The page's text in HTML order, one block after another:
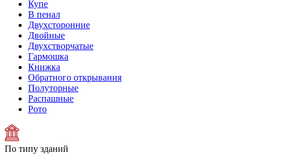
Купе
В пенал
Двухсторонние
Двойные
Двухстворчатые
Гармошка
Книжка
Обратного открывания
Полуторные
Распашные
Рото
По типу зданий